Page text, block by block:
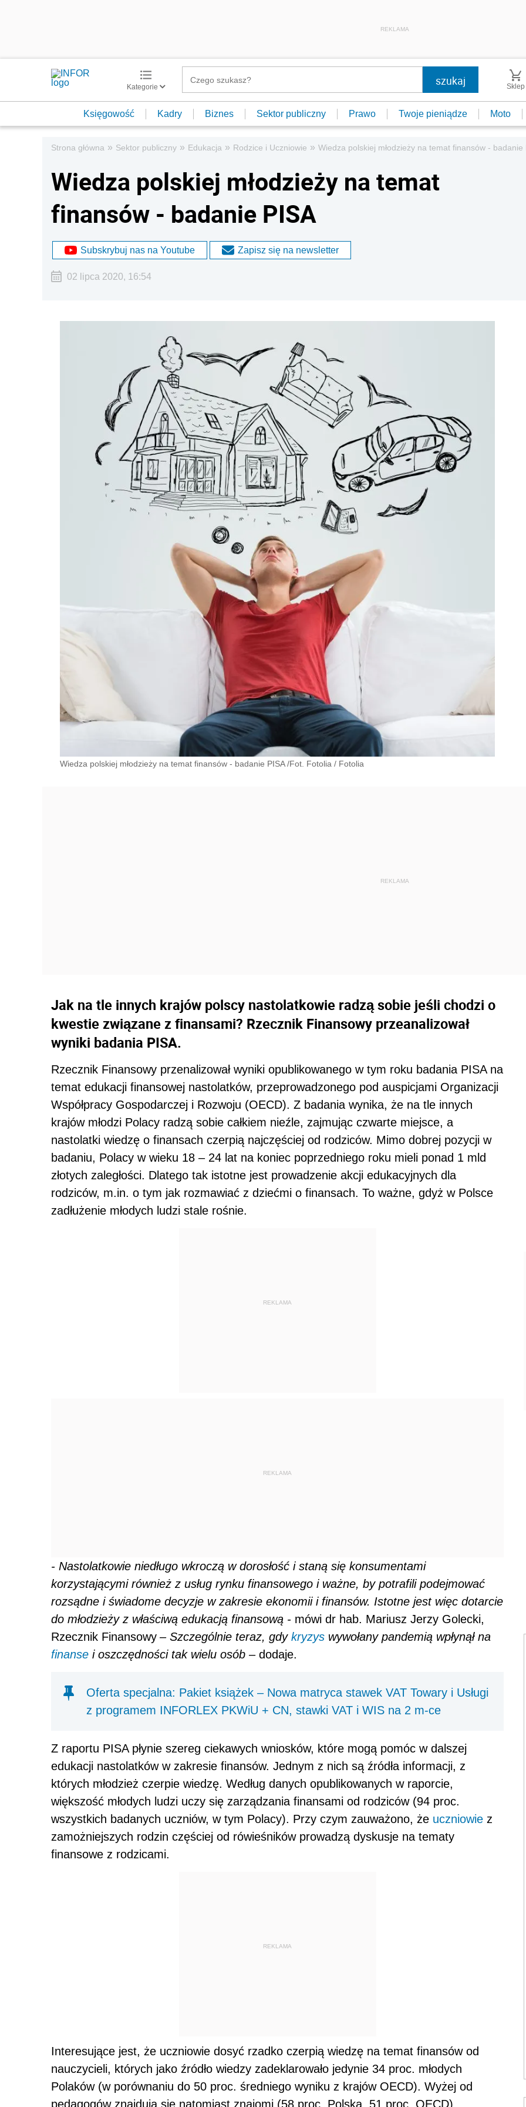
REKLAMA
Kategorie Sklep
Księgowość Kadry Biznes Sektor publiczny Prawo Twoje pieniądze Moto
Strona główna » Sektor publiczny » Edukacja » Rodzice i Uczniowie » Wiedza polskiej młodzieży na temat finansów - badanie
Wiedza polskiej młodzieży na temat
finansów - badanie PISA
Subskrybuj nas na Youtube Zapisz się na newsletter
02 lipca 2020, 16:54
Wiedza polskiej młodzieży na temat finansów - badanie PISA /Fot. Fotolia / Fotolia
Jak na tle innych krajów polscy nastolatkowie radzą sobie jeśli chodzi o
kwestie związane z finansami? Rzecznik Finansowy przeanalizował
wyniki badania PISA.
Rzecznik Finansowy przenalizował wyniki opublikowanego w tym roku badania PISA na
temat edukacji finansowej nastolatków, przeprowadzonego pod auspicjami Organizacji
Współpracy Gospodarczej i Rozwoju (OECD). Z badania wynika, że na tle innych
krajów młodzi Polacy radzą sobie całkiem nieźle, zajmując czwarte miejsce, a
nastolatki wiedzę o finansach czerpią najczęściej od rodziców. Mimo dobrej pozycji w
badaniu, Polacy w wieku 18 – 24 lat na koniec poprzedniego roku mieli ponad 1 mld
złotych zaległości. Dlatego tak istotne jest prowadzenie akcji edukacyjnych dla
rodziców, m.in. o tym jak rozmawiać z dziećmi o finansach. To ważne, gdyż w Polsce
zadłużenie młodych ludzi stale rośnie.
REKLAMA
REKLAMA
- Nastolatkowie niedługo wkroczą w dorosłość i staną się konsumentami
korzystającymi również z usług rynku finansowego i ważne, by potrafili podejmować
rozsądne i świadome decyzje w zakresie ekonomii i finansów. Istotne jest więc dotarcie
do młodzieży z właściwą edukacją finansową - mówi dr hab. Mariusz Jerzy Golecki,
Rzecznik Finansowy – Szczególnie teraz, gdy kryzys wywołany pandemią wpłynął na
finanse i oszczędności tak wielu osób – dodaje.
Oferta specjalna: Pakiet książek – Nowa matryca stawek VAT Towary i Usługi
z programem INFORLEX PKWiU + CN, stawki VAT i WIS na 2 m-ce
Z raportu PISA płynie szereg ciekawych wniosków, które mogą pomóc w dalszej
edukacji nastolatków w zakresie finansów. Jednym z nich są źródła informacji, z
których młodzież czerpie wiedzę. Według danych opublikowanych w raporcie,
większość młodych ludzi uczy się zarządzania finansami od rodziców (94 proc.
wszystkich badanych uczniów, w tym Polacy). Przy czym zauważono, że uczniowie z
zamożniejszych rodzin częściej od rówieśników prowadzą dyskusje na tematy
finansowe z rodzicami.
REKLAMA
Interesujące jest, że uczniowie dosyć rzadko czerpią wiedzę na temat finansów od
nauczycieli, których jako źródło wiedzy zadeklarowało jedynie 34 proc. młodych
Polaków (w porównaniu do 50 proc. średniego wyniku z krajów OECD). Wyżej od
pedagogów znajdują się natomiast znajomi (58 proc. Polska, 51 proc. OECD),